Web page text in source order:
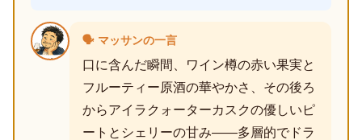
🗣️ マッサンの一言
口に含んだ瞬間、ワイン樽の赤い果実と
フルーティー原酒の華やかさ、その後ろ
からアイラクォーターカスクの優しいピ
ートとシェリーの甘み――多層的でドラ